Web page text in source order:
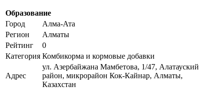
Образование
Город
Алма-Ата
Регион
Алматы
Рейтинг
0
Категория Комбикорма и кормовые добавки
Адрес
ул. Азербайжана Мамбетова, 1/47, Алатауский
район, микрорайон Кок-Кайнар, Алматы,
Казахстан